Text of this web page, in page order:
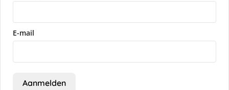
E-mail
Aanmelden